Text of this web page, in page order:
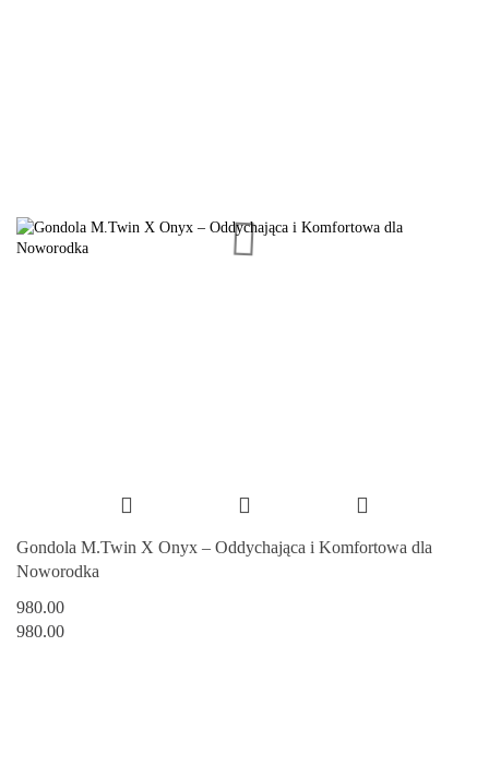
Gondola M.Twin X Onyx – Oddychająca i Komfortowa dla
Noworodka
980.00
980.00